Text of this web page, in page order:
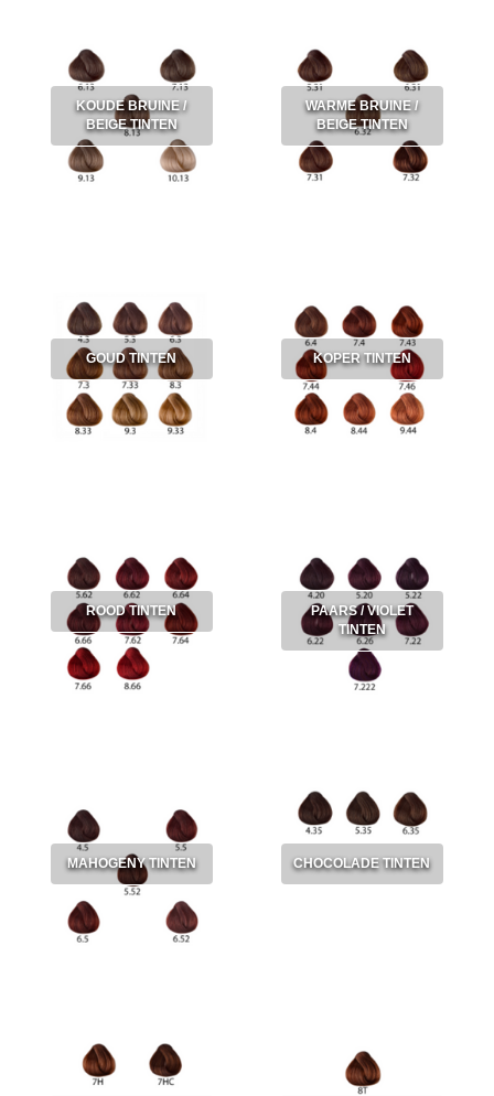
KOUDE BRUINE /
BEIGE TINTEN
WARME BRUINE /
BEIGE TINTEN
GOUD TINTEN KOPER TINTEN
ROOD TINTEN
PAARS / VIOLET
TINTEN
MAHOGENY TINTEN CHOCOLADE TINTEN